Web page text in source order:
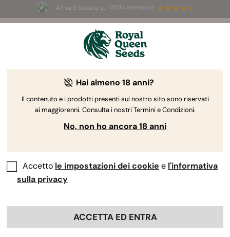
4.7 su 5 basato su 58744 recensioni
3 semi White Widow AutoGRATIS per i
Hai almeno 18 anni?
Il contenuto e i prodotti presenti sul nostro sito sono riservati
ai maggiorenni. Consulta i nostri Termini e Condizioni.
No, non ho ancora 18 anni
Accetto le impostazioni dei cookie e l'informativa
sulla privacy
ACCETTA ED ENTRA